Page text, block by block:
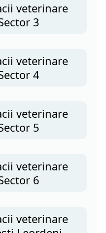
veterinare
3
veterinare
4
veterinare
5
veterinare
6
veterinare